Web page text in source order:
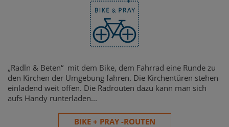
„Radln & Beten“ mit dem Bike, dem Fahrrad eine Runde zu
den Kirchen der Umgebung fahren. Die Kirchentüren stehen
einladend weit offen. Die Radrouten dazu kann man sich
aufs Handy runterladen...
BIKE + PRAY -ROUTEN